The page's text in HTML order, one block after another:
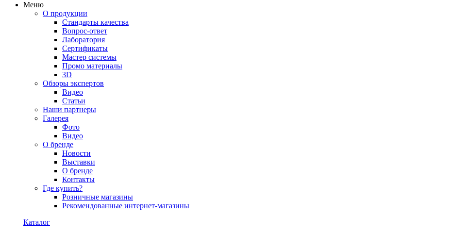
Меню
О продукции
Стандарты качества
Вопрос-ответ
Лаборатория
Сертификаты
Мастер системы
Промо материалы
3D
Обзоры экспертов
Видео
Статьи
Наши партнеры
Галерея
Фото
Видео
О бренде
Новости
Выставки
О бренде
Контакты
Где купить?
Розничные магазины
Рекомендованные интернет-магазины
Каталог